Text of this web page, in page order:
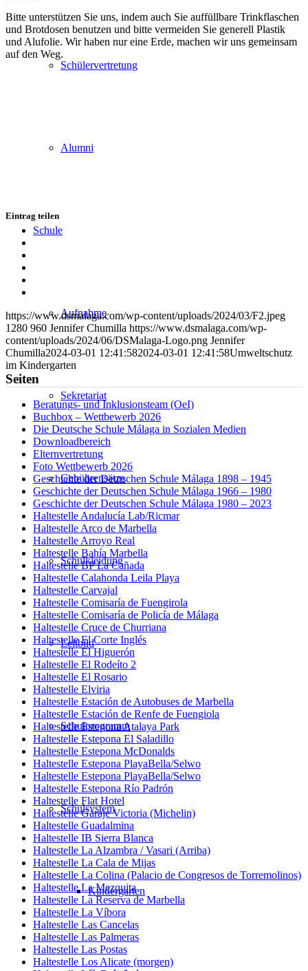
Schülervertretung
Alumni
Schule
Aufnahme
Sekretariat
Gebührensätze
Schulkleidung
Leitbild
Schulprogramm
Schulsystem
Kindergarten
Bitte unterstützen Sie uns, indem auch Sie auffüllbare Trinkflaschen
und Brotdosen benutzen und bitte vermeiden Sie generell Plastik
und Alufolie. Wir haben nur eine Erde, machen wir uns gemeinsam
auf den Weg.
Eintrag teilen
Mail
teilen
https://www.dsmalaga.com/wp-content/uploads/2024/03/F2.jpeg
1280 960 Jennifer Chumilla https://www.dsmalaga.com/wp-
content/uploads/2024/06/DSMalaga-Logo.png Jennifer
Chumilla2024-03-01 12:41:582024-03-01 12:41:58Umweltschutz
im Kindergarten
Seiten
Beratungs- und Inklusionsteam (OeI)
Buchbox – Wettbewerb 2026
Die Deutsche Schule Málaga in Sozialen Medien
Downloadbereich
Elternvertretung
Foto Wettbewerb 2026
Geschichte der Deutschen Schule Málaga 1898 – 1945
Geschichte der Deutschen Schule Málaga 1966 – 1980
Geschichte der Deutschen Schule Málaga 1980 – 2023
Haltestelle Andalucía Lab/Ricmar
Haltestelle Arco de Marbella
Haltestelle Arroyo Real
Haltestelle Bahía Marbella
Haltestelle BP La Cañada
Haltestelle Calahonda Leila Playa
Haltestelle Carvajal
Haltestelle Comisaría de Fuengirola
Haltestelle Comisaría de Policía de Málaga
Haltestelle Cruce de Churriana
Haltestelle El Corte Inglés
Haltestelle El Higuerón
Haltestelle El Rodeíto 2
Haltestelle El Rosario
Haltestelle Elviria
Haltestelle Estación de Autobuses de Marbella
Haltestelle Estación de Renfe de Fuengiola
Haltestelle Estepona Atalaya Park
Haltestelle Estepona El Saladillo
Haltestelle Estepona McDonalds
Haltestelle Estepona PlayaBella/Selwo
Haltestelle Estepona PlayaBella/Selwo
Haltestelle Estepona Río Padrón
Haltestelle Flat Hotel
Haltestelle Garaje Victoria (Michelin)
Haltestelle Guadalmina
Haltestelle IB Sierra Blanca
Haltestelle La Alzambra / Vasari (Arriba)
Haltestelle La Cala de Mijas
Haltestelle La Colina (Palacio de Congresos de Torremolinos)
Haltestelle La Mezquita
Haltestelle La Reserva de Marbella
Haltestelle La Víbora
Haltestelle Las Cancelas
Haltestelle Las Palmeras
Haltestelle Las Postas
Haltestelle Los Alicate (morgen)